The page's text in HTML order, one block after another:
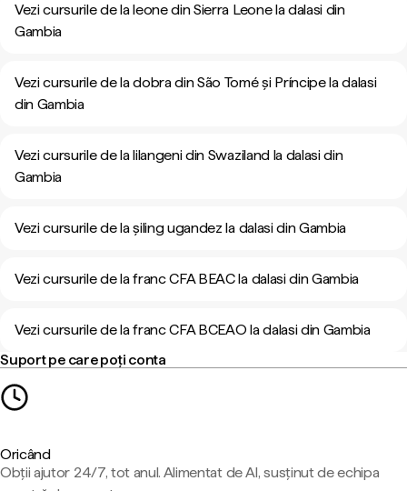
Vezi cursurile de la leone din Sierra Leone la dalasi din
Gambia
Vezi cursurile de la dobra din São Tomé și Príncipe la dalasi
din Gambia
Vezi cursurile de la lilangeni din Swaziland la dalasi din
Gambia
Vezi cursurile de la șiling ugandez la dalasi din Gambia
Vezi cursurile de la franc CFA BEAC la dalasi din Gambia
Vezi cursurile de la franc CFA BCEAO la dalasi din Gambia
Suport pe care poți conta
Oricând
Obții ajutor 24/7, tot anul. Alimentat de AI, susținut de echipa